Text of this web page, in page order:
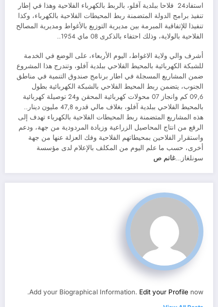
استفاد24 فلاحا ببلدية آفلو، بالربط بالكهرباء الفلاحية وهذا في إطار
تنفيذ برامج الدولة المتضمنة ربط المحيطات الفلاحية بالكهرباء، وكذا
تنفيذا للإتفاقية المبرمة بين مديرية التوزيع بالأغواط ومديرية المصالح
الفلاحية بالولاية، وذلك احتفاء بالذكرى 08 ماي 1954..
أشرف والي ولاية الاغواط، اليوم الأربعاء، على الوضع في الخدمة
للشبكة الكهربائية بالمحيط الفلاحي ببلدية آفلو، وتندرج هذا المشروع
ضمن المشاريع المسجلة في اطار برنامج صندوق التنمية في مناطق
الجنوب، يتضمن ربط المحيط الفلاحي بالشبكة الكهربائية بطول
09,6 كم وانجاز 07 محولات كهربائية المحقن و24 توصيلة كهربائية
بالمحيط الفلاحي ببلدية آفلو، بغلاف مالي قدره 47,8 مليون دينار..
هذه المشاريع المتضمنة ربط المحيطات الفلاحية بالكهرباء تهدف إلى
الرفع من انتاج المحاصيل الزراعية وزيادة المردودية من جهة، ودعم
واستقرار الفلاحين بمحيطاتهم الفلاحية وفك العزلة عنها من جهة
أخرى، حسب ما علم اليوم من المكلف بالإعلام لدى مؤسسة
سونلغاز…غانم ص
Add your Biographical Information. Edit your Profile now.